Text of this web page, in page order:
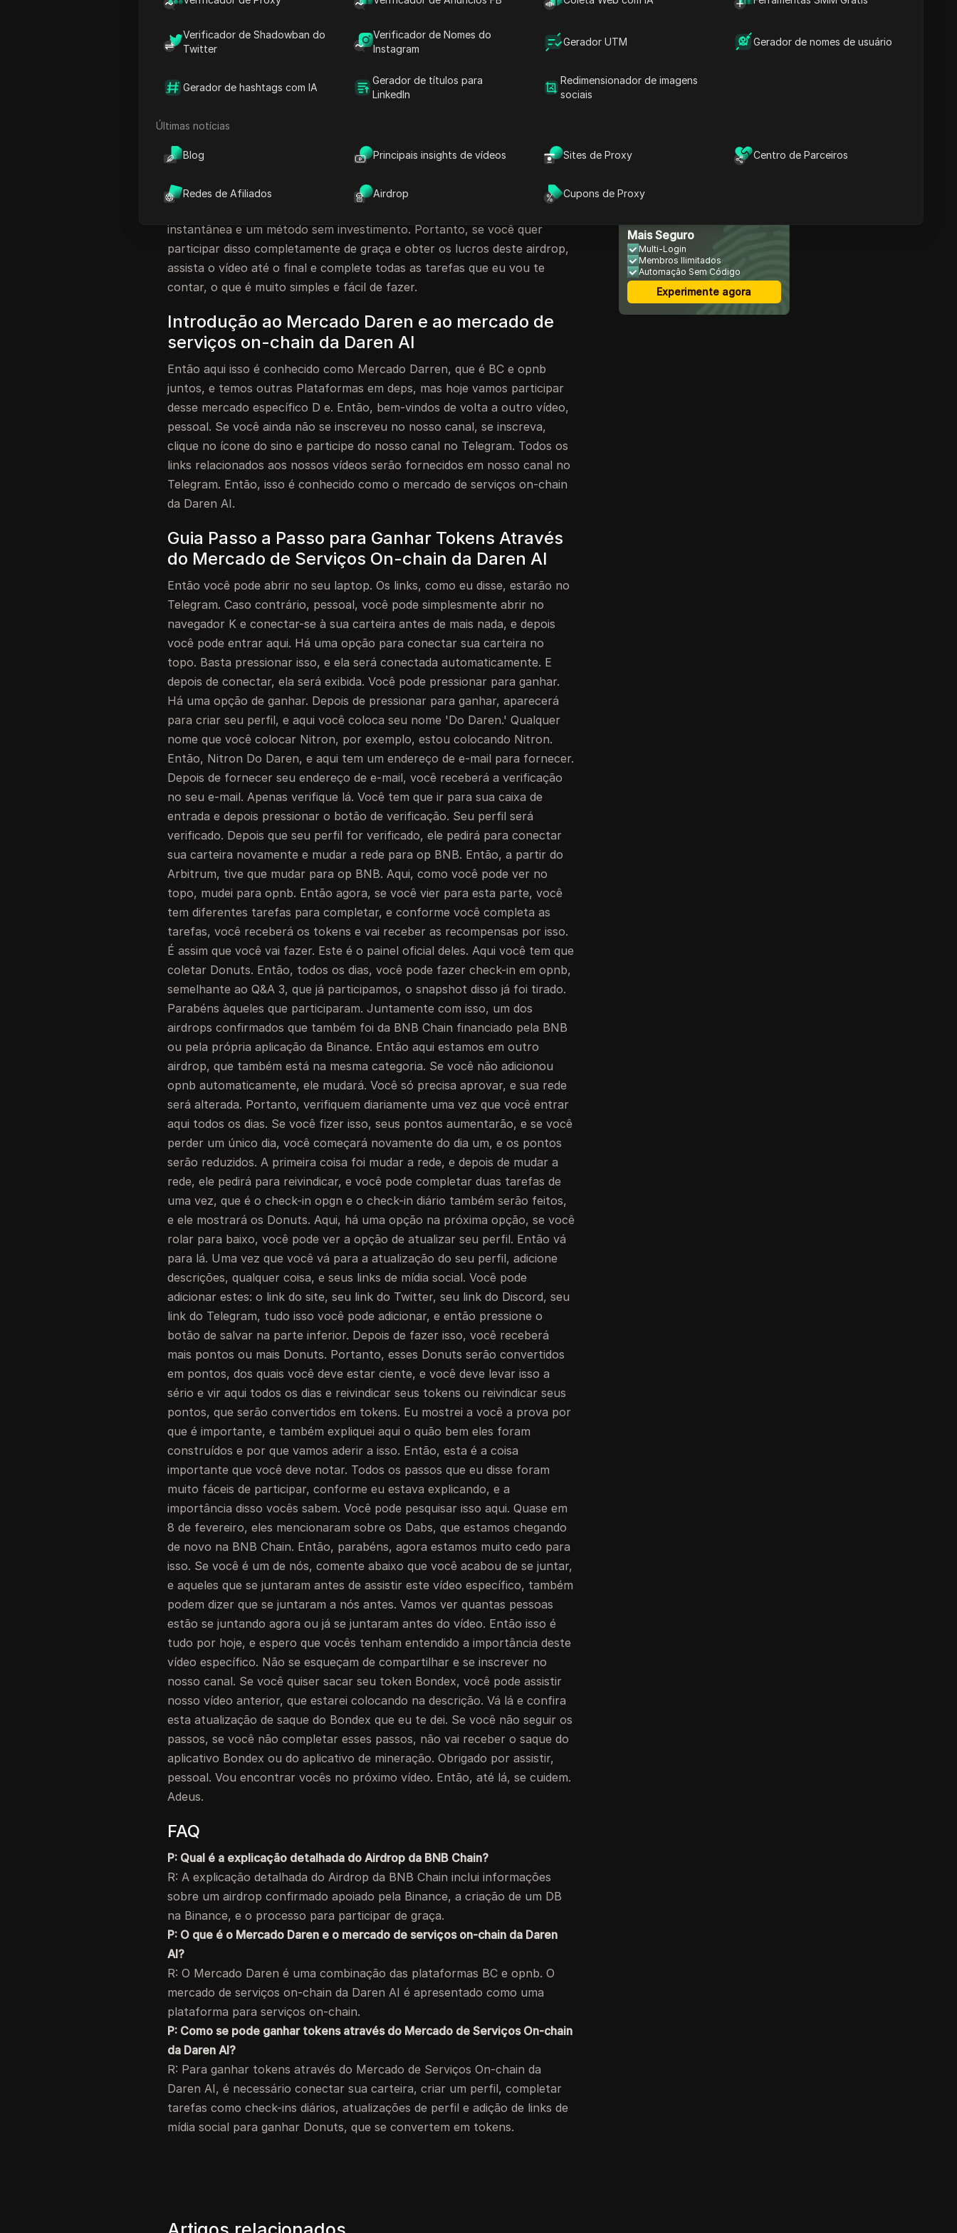
Verificador de Shadowban do
Twitter
Verificador de Nomes do
Instagram
Gerador UTM Gerador de nomes de usuário
Gerador de hashtags com IA
Gerador de títulos para
LinkedIn
Redimensionador de imagens
sociais
Últimas notícias
Blog Principais insights de vídeos Sites de Proxy Centro de Parceiros
Redes de Afiliados Airdrop Cupons de Proxy
Guia Passo a Passo para Ganhar Tokens Através do Mercado de Serviços
On-chain da Daren AI
FAQ
Explicação Detalhada do Airdrop da BNB Chain
artigo, falarei sobre um airdrop confirmado da BNB Chain. Você pode
dizer que é apoiado pela Binance, ou é financiado pela Binance, ou está
Chain, e o airdrop de hoje é um DB criado na Binance, e aqui vamos
instantânea e um método sem investimento. Portanto, se você quer
participar disso completamente de graça e obter os lucros deste airdrop,
assista o vídeo até o final e complete todas as tarefas que eu vou te
contar, o que é muito simples e fácil de fazer.
Introdução ao Mercado Daren e ao mercado de
serviços on-chain da Daren AI
Então aqui isso é conhecido como Mercado Darren, que é BC e opnb
juntos, e temos outras Plataformas em deps, mas hoje vamos participar
desse mercado específico D e. Então, bem-vindos de volta a outro vídeo,
pessoal. Se você ainda não se inscreveu no nosso canal, se inscreva,
clique no ícone do sino e participe do nosso canal no Telegram. Todos os
links relacionados aos nossos vídeos serão fornecidos em nosso canal no
Telegram. Então, isso é conhecido como o mercado de serviços on-chain
da Daren AI.
Guia Passo a Passo para Ganhar Tokens Através
do Mercado de Serviços On-chain da Daren AI
Então você pode abrir no seu laptop. Os links, como eu disse, estarão no
Telegram. Caso contrário, pessoal, você pode simplesmente abrir no
navegador K e conectar-se à sua carteira antes de mais nada, e depois
você pode entrar aqui. Há uma opção para conectar sua carteira no
topo. Basta pressionar isso, e ela será conectada automaticamente. E
depois de conectar, ela será exibida. Você pode pressionar para ganhar.
Há uma opção de ganhar. Depois de pressionar para ganhar, aparecerá
para criar seu perfil, e aqui você coloca seu nome 'Do Daren.' Qualquer
nome que você colocar Nitron, por exemplo, estou colocando Nitron.
Então, Nitron Do Daren, e aqui tem um endereço de e-mail para fornecer.
Depois de fornecer seu endereço de e-mail, você receberá a verificação
no seu e-mail. Apenas verifique lá. Você tem que ir para sua caixa de
entrada e depois pressionar o botão de verificação. Seu perfil será
verificado. Depois que seu perfil for verificado, ele pedirá para conectar
sua carteira novamente e mudar a rede para op BNB. Então, a partir do
Arbitrum, tive que mudar para op BNB. Aqui, como você pode ver no
topo, mudei para opnb. Então agora, se você vier para esta parte, você
tem diferentes tarefas para completar, e conforme você completa as
tarefas, você receberá os tokens e vai receber as recompensas por isso.
É assim que você vai fazer. Este é o painel oficial deles. Aqui você tem que
coletar Donuts. Então, todos os dias, você pode fazer check-in em opnb,
semelhante ao Q&A 3, que já participamos, o snapshot disso já foi tirado.
Parabéns àqueles que participaram. Juntamente com isso, um dos
airdrops confirmados que também foi da BNB Chain financiado pela BNB
ou pela própria aplicação da Binance. Então aqui estamos em outro
airdrop, que também está na mesma categoria. Se você não adicionou
opnb automaticamente, ele mudará. Você só precisa aprovar, e sua rede
será alterada. Portanto, verifiquem diariamente uma vez que você entrar
aqui todos os dias. Se você fizer isso, seus pontos aumentarão, e se você
perder um único dia, você começará novamente do dia um, e os pontos
serão reduzidos. A primeira coisa foi mudar a rede, e depois de mudar a
rede, ele pedirá para reivindicar, e você pode completar duas tarefas de
uma vez, que é o check-in opgn e o check-in diário também serão feitos,
e ele mostrará os Donuts. Aqui, há uma opção na próxima opção, se você
rolar para baixo, você pode ver a opção de atualizar seu perfil. Então vá
para lá. Uma vez que você vá para a atualização do seu perfil, adicione
descrições, qualquer coisa, e seus links de mídia social. Você pode
adicionar estes: o link do site, seu link do Twitter, seu link do Discord, seu
link do Telegram, tudo isso você pode adicionar, e então pressione o
botão de salvar na parte inferior. Depois de fazer isso, você receberá
mais pontos ou mais Donuts. Portanto, esses Donuts serão convertidos
em pontos, dos quais você deve estar ciente, e você deve levar isso a
sério e vir aqui todos os dias e reivindicar seus tokens ou reivindicar seus
pontos, que serão convertidos em tokens. Eu mostrei a você a prova por
que é importante, e também expliquei aqui o quão bem eles foram
construídos e por que vamos aderir a isso. Então, esta é a coisa
importante que você deve notar. Todos os passos que eu disse foram
muito fáceis de participar, conforme eu estava explicando, e a
importância disso vocês sabem. Você pode pesquisar isso aqui. Quase em
8 de fevereiro, eles mencionaram sobre os Dabs, que estamos chegando
de novo na BNB Chain. Então, parabéns, agora estamos muito cedo para
isso. Se você é um de nós, comente abaixo que você acabou de se juntar,
e aqueles que se juntaram antes de assistir este vídeo específico, também
podem dizer que se juntaram a nós antes. Vamos ver quantas pessoas
estão se juntando agora ou já se juntaram antes do vídeo. Então isso é
tudo por hoje, e espero que vocês tenham entendido a importância deste
vídeo específico. Não se esqueçam de compartilhar e se inscrever no
nosso canal. Se você quiser sacar seu token Bondex, você pode assistir
nosso vídeo anterior, que estarei colocando na descrição. Vá lá e confira
esta atualização de saque do Bondex que eu te dei. Se você não seguir os
passos, se você não completar esses passos, não vai receber o saque do
aplicativo Bondex ou do aplicativo de mineração. Obrigado por assistir,
pessoal. Vou encontrar vocês no próximo vídeo. Então, até lá, se cuidem.
Adeus.
FAQ
P: Qual é a explicação detalhada do Airdrop da BNB Chain?
R: A explicação detalhada do Airdrop da BNB Chain inclui informações
sobre um airdrop confirmado apoiado pela Binance, a criação de um DB
na Binance, e o processo para participar de graça.
P: O que é o Mercado Daren e o mercado de serviços on-chain da Daren
AI?
R: O Mercado Daren é uma combinação das plataformas BC e opnb. O
mercado de serviços on-chain da Daren AI é apresentado como uma
plataforma para serviços on-chain.
P: Como se pode ganhar tokens através do Mercado de Serviços On-chain
da Daren AI?
R: Para ganhar tokens através do Mercado de Serviços On-chain da
Daren AI, é necessário conectar sua carteira, criar um perfil, completar
tarefas como check-ins diários, atualizações de perfil e adição de links de
mídia social para ganhar Donuts, que se convertem em tokens.
Airdrop da BNB Chain
Introdução ao Mercado
Guia Passo a Passo para
Ganhar Tokens Através
Mais Seguro
Multi-Login
Membros Ilimitados
Automação Sem Código
Experimente agora